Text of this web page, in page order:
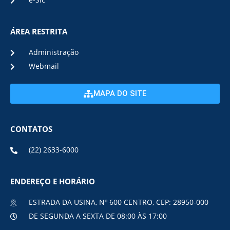
ÁREA RESTRITA
Administração
Webmail
MAPA DO SITE
CONTATOS
(22) 2633-6000
ENDEREÇO E HORÁRIO
ESTRADA DA USINA, Nº 600 CENTRO, CEP: 28950-000
DE SEGUNDA A SEXTA DE 08:00 ÀS 17:00